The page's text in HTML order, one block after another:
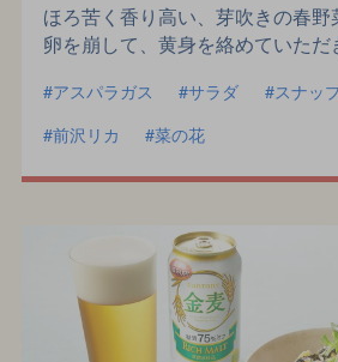
ほろ苦く香り高い、芽吹きの春野
卵を崩して、黄身を絡めていただ
アスパラガス サラダ
スナッ
前沢リカ
菜の花